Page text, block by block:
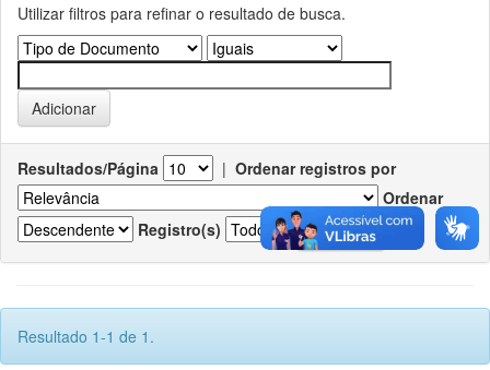
Utilizar filtros para refinar o resultado de busca.
Resultados/Página | Ordenar registros por
Ordenar
Registro(s)
Resultado 1-1 de 1.